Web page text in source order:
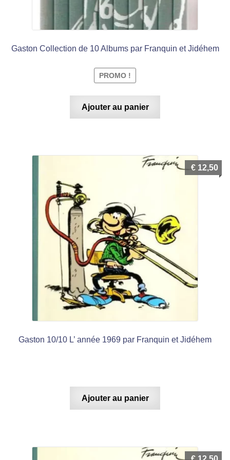
Gaston Collection de 10 Albums par Franquin et Jidéhem
PROMO !
Ajouter au panier
Gaston 10/10 L’ année 1969 par Franquin et Jidéhem
€ 12,50
Ajouter au panier